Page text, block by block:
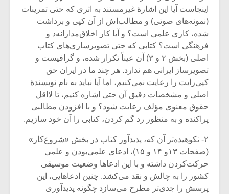
اینجاست آیا این اشارۀ غیرمستند به اثری که حتی تمرینات
(نمونه‌های صوتی) و مطالب‌اش از آن کپی و برداشت
شده، کاری علمی است؟ و آیا کار اخلاق‌مدارانه‌د و
فرهنگی است؟ کتابی که حتی تصویرسازی‌های کتاب
اصلی (بخش ۲ و ۳) آن عیناً تکرار شده، و گرافیست و
تصویرساز ایرانی هم ندارد. هر چند ما در ایران حق
کپی‌رایت را رعایت نمی‌کنیم، اما آیا نباید به نام نویسندۀ
اصلی و مشخصات دقیق آن حتی اشاره کنیم،‌ تا لااقل
حقوق معنوی مؤلف رعایت شود؟ و با افزودن مطالبی
پراکنده و به منظور رد گم کردن، کتابی را آن خود سازیم.
۲- نکوهیده‌تر آن که، پدیدآور کتاب در بخش «شروع‌کار»
(صفحات ۱۳و ۱۴ و ۱۵)، ادعای علمی‌بودن و علمی
حرکت‌کردن داشته و با این ادعاها وضعیت موسیقی
کشور را به چالش و نقد می‌کشد. چنین ادعاهایی، این
پرسش را جدی‌تر مطرح می‌سازد چگونه پدیدآوری
میکلوش روژا
یادداشتی بر موسیقی
شیش و نیم»
اگر نمی توانی
مشهورترین باشی،
بدنام ترین باش
دوره
موسیقی